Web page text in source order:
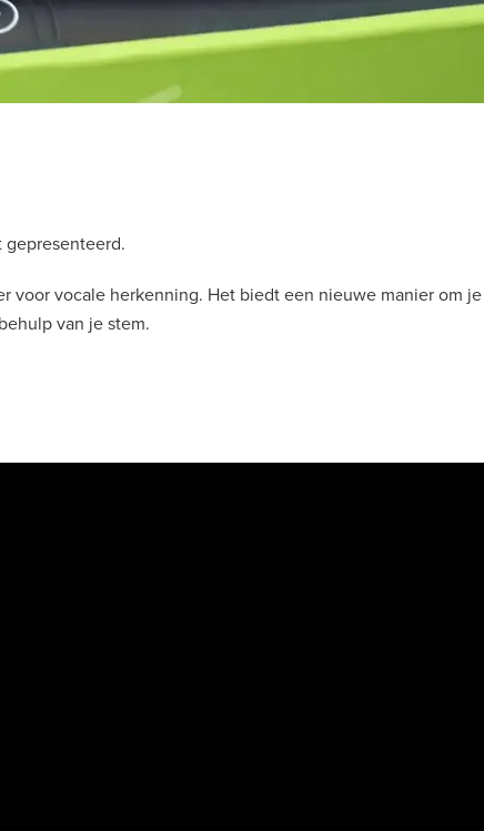
voor vocale herkenning. Het biedt een nieuwe manier om je
van je stem.